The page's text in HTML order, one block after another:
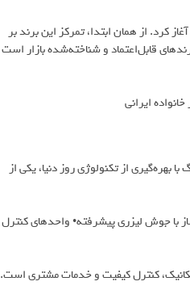
باکیفیت آغاز کرد. از همان ابتدا، تمرکز این برند بر
قابل‌اعتماد و شناخته‌شده بازار است
ایرانی
شده است. این مجموعه بزرگ با بهره‌گیری از تکنولوژی روز دنیا، یکی از
با جوش لیزری پیشرفته• واحدهای کنترل
کنترل کیفیت و خدمات مشتری است.